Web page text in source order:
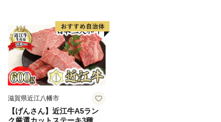
滋賀県近江八幡市
【げんさん】近江牛A5ラン
ク厳選カットステーキ3種【6